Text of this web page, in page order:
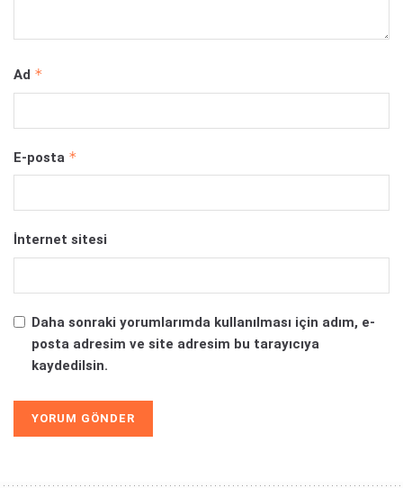
Ad *
E-posta *
İnternet sitesi
Daha sonraki yorumlarımda kullanılması için adım, e-
posta adresim ve site adresim bu tarayıcıya
kaydedilsin.